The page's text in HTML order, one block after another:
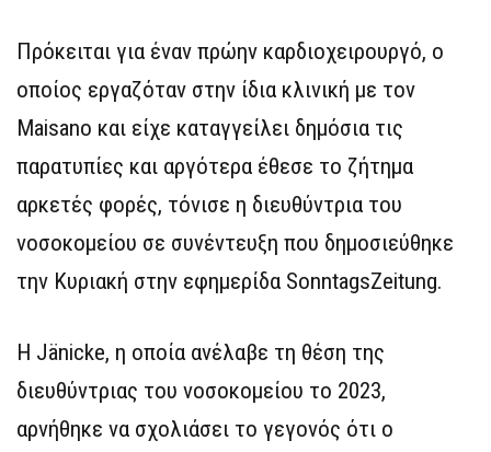
Πρόκειται για έναν πρώην καρδιοχειρουργό, ο
οποίος εργαζόταν στην ίδια κλινική με τον
Maisano και είχε καταγγείλει δημόσια τις
παρατυπίες και αργότερα έθεσε το ζήτημα
αρκετές φορές, τόνισε η διευθύντρια του
νοσοκομείου σε συνέντευξη που δημοσιεύθηκε
την Κυριακή στην εφημερίδα SonntagsZeitung.
Η Jänicke, η οποία ανέλαβε τη θέση της
διευθύντριας του νοσοκομείου το 2023,
αρνήθηκε να σχολιάσει το γεγονός ότι ο